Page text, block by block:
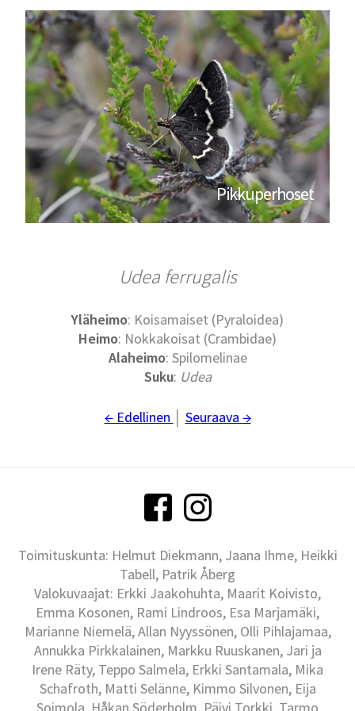
Pikkuperhoset
Udea ferrugalis
Yläheimo: Koisamaiset (Pyraloidea)
Heimo: Nokkakoisat (Crambidae)
Alaheimo: Spilomelinae
Suku: Udea
← Edellinen Seuraava →
Toimituskunta: Helmut Diekmann, Jaana Ihme, Heikki
Tabell, Patrik Åberg
Valokuvaajat: Erkki Jaakohuhta, Maarit Koivisto,
Emma Kosonen, Rami Lindroos, Esa Marjamäki,
Marianne Niemelä, Allan Nyyssönen, Olli Pihlajamaa,
Annukka Pirkkalainen, Markku Ruuskanen, Jari ja
Irene Räty, Teppo Salmela, Erkki Santamala, Mika
Schafroth, Matti Selänne, Kimmo Silvonen, Eija